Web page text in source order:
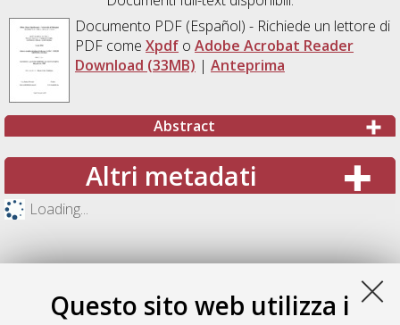
Questo sito web utilizza i
Documento PDF(Español) - Richiede un lettore di
PDF come Xpdfo Adobe Acrobat Reader
Download (33MB) | Anteprima
Abstract
Altri metadati
Loading...